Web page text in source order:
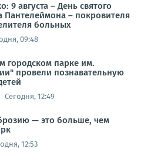
9 августа – День святого
Пантелеймона – покровителя
больных
09:48
городском парке им.
провели познавательную
Сегодня, 12:49
— это больше, чем
12:53